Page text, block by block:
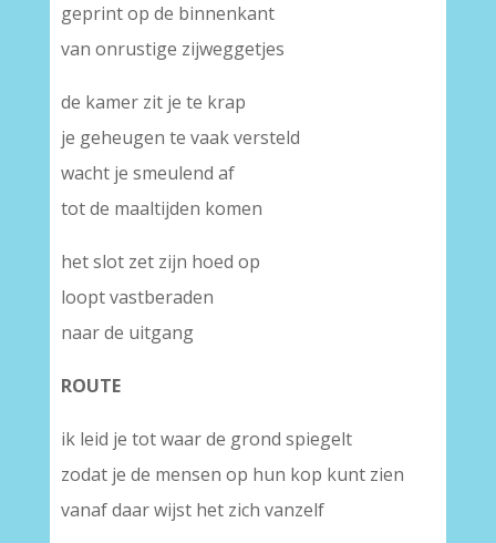
geprint op de binnenkant
van onrustige zijweggetjes
de kamer zit je te krap
je geheugen te vaak versteld
wacht je smeulend af
tot de maaltijden komen
het slot zet zijn hoed op
loopt vastberaden
naar de uitgang
ROUTE
ik leid je tot waar de grond spiegelt
zodat je de mensen op hun kop kunt zien
vanaf daar wijst het zich vanzelf